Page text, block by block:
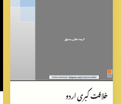
خلافت کبری اردو